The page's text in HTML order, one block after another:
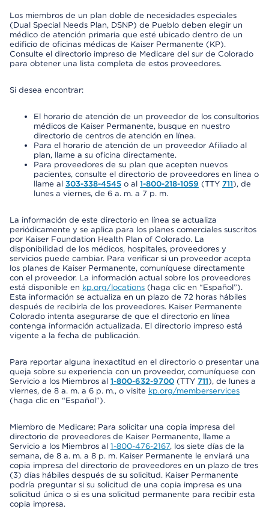
Los miembros de un plan doble de necesidades especiales
(Dual Special Needs Plan, DSNP) de Pueblo deben elegir un
médico de atención primaria que esté ubicado dentro de un
edificio de oficinas médicas de Kaiser Permanente (KP).
Consulte el directorio impreso de Medicare del sur de Colorado
para obtener una lista completa de estos proveedores.
Si desea encontrar:
El horario de atención de un proveedor de los consultorios
médicos de Kaiser Permanente, busque en nuestro
directorio de centros de atención en línea.
Para el horario de atención de un proveedor Afiliado al
plan, llame a su oficina directamente.
Para proveedores de su plan que acepten nuevos
pacientes, consulte el directorio de proveedores en línea o
llame al 303-338-4545 o al 1-800-218-1059 (TTY 711), de
lunes a viernes, de 6 a. m. a 7 p. m.
La información de este directorio en línea se actualiza
periódicamente y se aplica para los planes comerciales suscritos
por Kaiser Foundation Health Plan of Colorado. La
disponibilidad de los médicos, hospitales, proveedores y
servicios puede cambiar. Para verificar si un proveedor acepta
los planes de Kaiser Permanente, comuníquese directamente
con el proveedor. La información actual sobre los proveedores
está disponible en kp.org/locations (haga clic en “Español”).
Esta información se actualiza en un plazo de 72 horas hábiles
después de recibirla de los proveedores. Kaiser Permanente
Colorado intenta asegurarse de que el directorio en línea
contenga información actualizada. El directorio impreso está
vigente a la fecha de publicación.
Para reportar alguna inexactitud en el directorio o presentar una
queja sobre su experiencia con un proveedor, comuníquese con
Servicio a los Miembros al 1-800-632-9700 (TTY 711), de lunes a
viernes, de 8 a. m. a 6 p. m., o visite kp.org/memberservices
(haga clic en “Español”).
Miembro de Medicare: Para solicitar una copia impresa del
directorio de proveedores de Kaiser Permanente, llame a
Servicio a los Miembros al 1-800-476-2167, los siete días de la
semana, de 8 a. m. a 8 p. m. Kaiser Permanente le enviará una
copia impresa del directorio de proveedores en un plazo de tres
(3) días hábiles después de su solicitud. Kaiser Permanente
podría preguntar si su solicitud de una copia impresa es una
solicitud única o si es una solicitud permanente para recibir esta
copia impresa.